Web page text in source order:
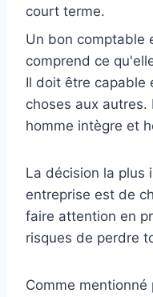
court terme.
Un bon comptable
comprend ce
Il doit être capable
choses aux
homme intègre et
La décision la plus
entreprise est de
faire attention en
risques de perdre
Comme